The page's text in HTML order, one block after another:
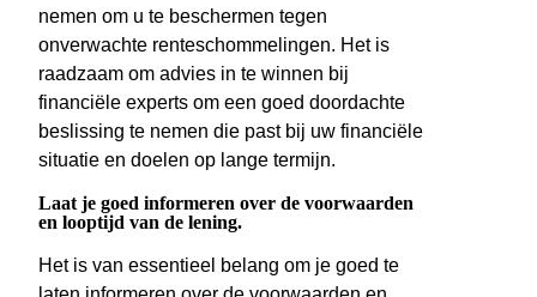
nemen om u te beschermen tegen
onverwachte renteschommelingen. Het is
raadzaam om advies in te winnen bij
financiële experts om een goed doordachte
beslissing te nemen die past bij uw financiële
situatie en doelen op lange termijn.
Laat je goed informeren over de voorwaarden
en looptijd van de lening.
Het is van essentieel belang om je goed te